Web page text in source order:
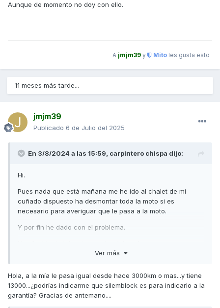
Aunque de momento no doy con ello.
A jmjm39 y Mito les gusta esto
11 meses más tarde...
jmjm39
Publicado 6 de Julio del 2025
En 3/8/2024 a las 15:59, carpintero chispa dijo:
Hi.
Pues nada que está mañana me he ido al chalet de mi
cuñado dispuesto ha desmontar toda la moto si es
necesario para averiguar que le pasa a la moto.
Y por fin he dado con el problema.
Aunque de momento no doy con ello.
Ver más
Hola, a la mía le pasa igual desde hace 3000km o mas...y tiene
13000...¿podrías indicarme que silemblock es para indicarlo a la
garantía? Gracias de antemano....